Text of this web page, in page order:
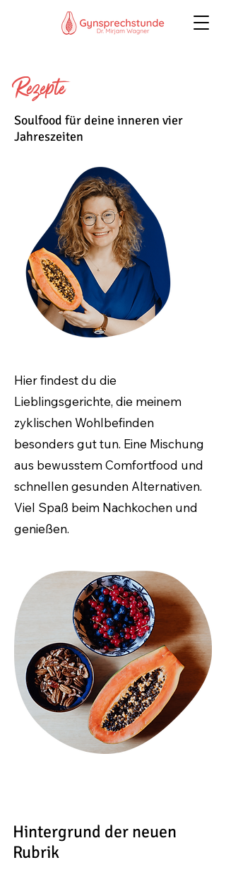
Rezepte
Soulfood für deine inneren vier
Jahreszeiten
Hier findest du die
Lieblingsgerichte, die meinem
zyklischen Wohlbefinden
besonders gut tun. Eine Mischung
aus bewusstem Comfortfood und
schnellen gesunden Alternativen.
Viel Spaß beim Nachkochen und
genießen.
Hintergrund der neuen
Rubrik